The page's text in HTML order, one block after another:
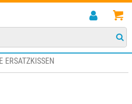
SELBSTFÄRBESTEMPEL
ERSATZKISSEN